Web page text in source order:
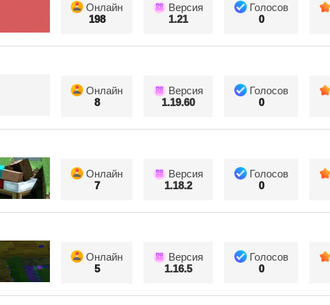
Онлайн
198
Версия
1.21
Голосов
0
Онлайн
8
Версия
1.19.60
Голосов
0
Онлайн
7
Версия
1.18.2
Голосов
0
Онлайн
5
Версия
1.16.5
Голосов
0